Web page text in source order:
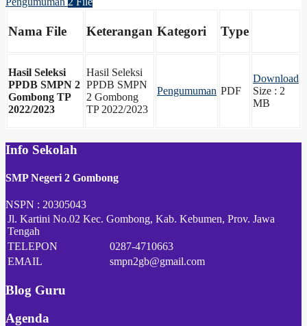
Nama File Keterangan Kategori Type
Hasil Seleksi
PPDB SMPN 2
Gombong TP
2022/2023
Hasil Seleksi
PPDB SMPN
2 Gombong
TP 2022/2023
Pengumuman PDF
Download
Size : 2
MB
Info Sekolah
SMP Negeri 2 Gombong
NSPN : 20305043
Jl. Kartini No.02 Kec. Gombong, Kab. Kebumen, Prov. Jawa
Tengah
TELEPON
0287-4710663
EMAIL
smpn2gb@gmail.com
Blog Guru
Agenda